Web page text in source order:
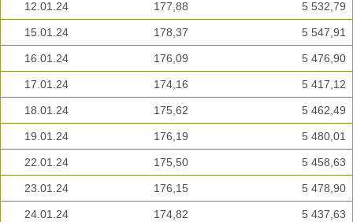
12.01.24 177,88 5 532,79
15.01.24 178,37 5 547,91
16.01.24 176,09 5 476,90
17.01.24 174,16 5 417,12
18.01.24 175,62 5 462,49
19.01.24 176,19 5 480,01
22.01.24 175,50 5 458,63
23.01.24 176,15 5 478,90
24.01.24 174,82 5 437,63